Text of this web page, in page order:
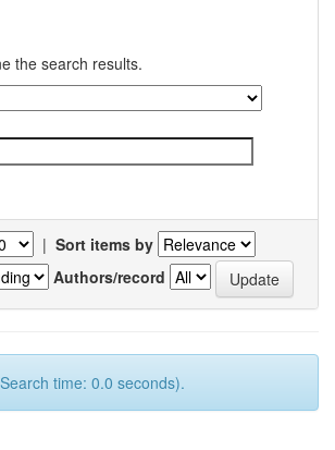
the search results.
| Sort items by
Authors/record
time: 0.0 seconds).